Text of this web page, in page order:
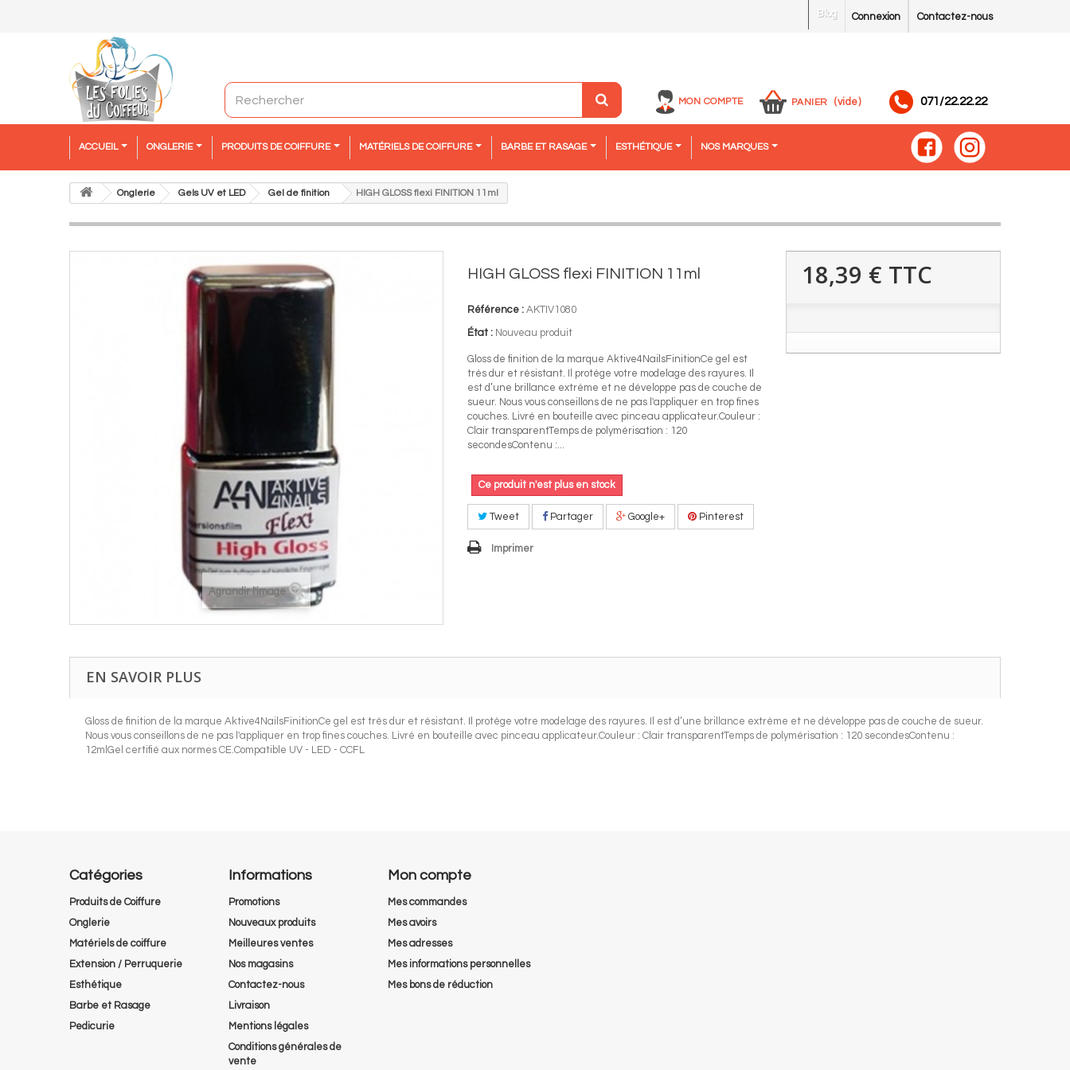
Contactez-nous
Connexion
Blog
MON COMPTE PANIER (vide) 071/22.22.22
ACCUEIL ONGLERIE PRODUITS DE COIFFURE MATÉRIELS DE COIFFURE BARBE ET RASAGE ESTHÉTIQUE NOS MARQUES
Onglerie Gels UV et LED Gel de finition HIGH GLOSS flexi FINITION 11ml
Agrandir l'image
HIGH GLOSS flexi FINITION 11ml
Référence : AKTIV1080
État : Nouveau produit
Gloss de finition de la marque Aktive4NailsFinitionCe gel est
très dur et résistant. Il protège votre modelage des rayures. Il
est d’une brillance extrème et ne développe pas de couche de
sueur. Nous vous conseillons de ne pas l'appliquer en trop fines
couches. Livré en bouteille avec pinceau applicateur.Couleur :
Clair transparentTemps de polymérisation : 120
secondesContenu :...
Ce produit n'est plus en stock
Tweet Partager Google+ Pinterest
Imprimer
18,39 € TTC
EN SAVOIR PLUS
Gloss de finition de la marque Aktive4NailsFinitionCe gel est très dur et résistant. Il protège votre modelage des rayures. Il est d’une brillance extrème et ne développe pas de couche de sueur.
Nous vous conseillons de ne pas l'appliquer en trop fines couches. Livré en bouteille avec pinceau applicateur.Couleur : Clair transparentTemps de polymérisation : 120 secondesContenu :
12mlGel certifié aux normes CE.Compatible UV - LED - CCFL
Catégories
Produits de Coiffure
Onglerie
Matériels de coiffure
Extension / Perruquerie
Esthétique
Barbe et Rasage
Pedicurie
Informations
Promotions
Nouveaux produits
Meilleures ventes
Nos magasins
Contactez-nous
Livraison
Mentions légales
Conditions générales de
vente
Mon compte
Mes commandes
Mes avoirs
Mes adresses
Mes informations personnelles
Mes bons de réduction